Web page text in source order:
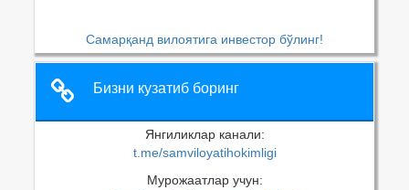
Самарқанд вилоятига инвестор бўлинг!
Бизни кузатиб боринг
Янгиликлар канали:
t.me/samviloyatihokimligi
Мурожаатлар учун: